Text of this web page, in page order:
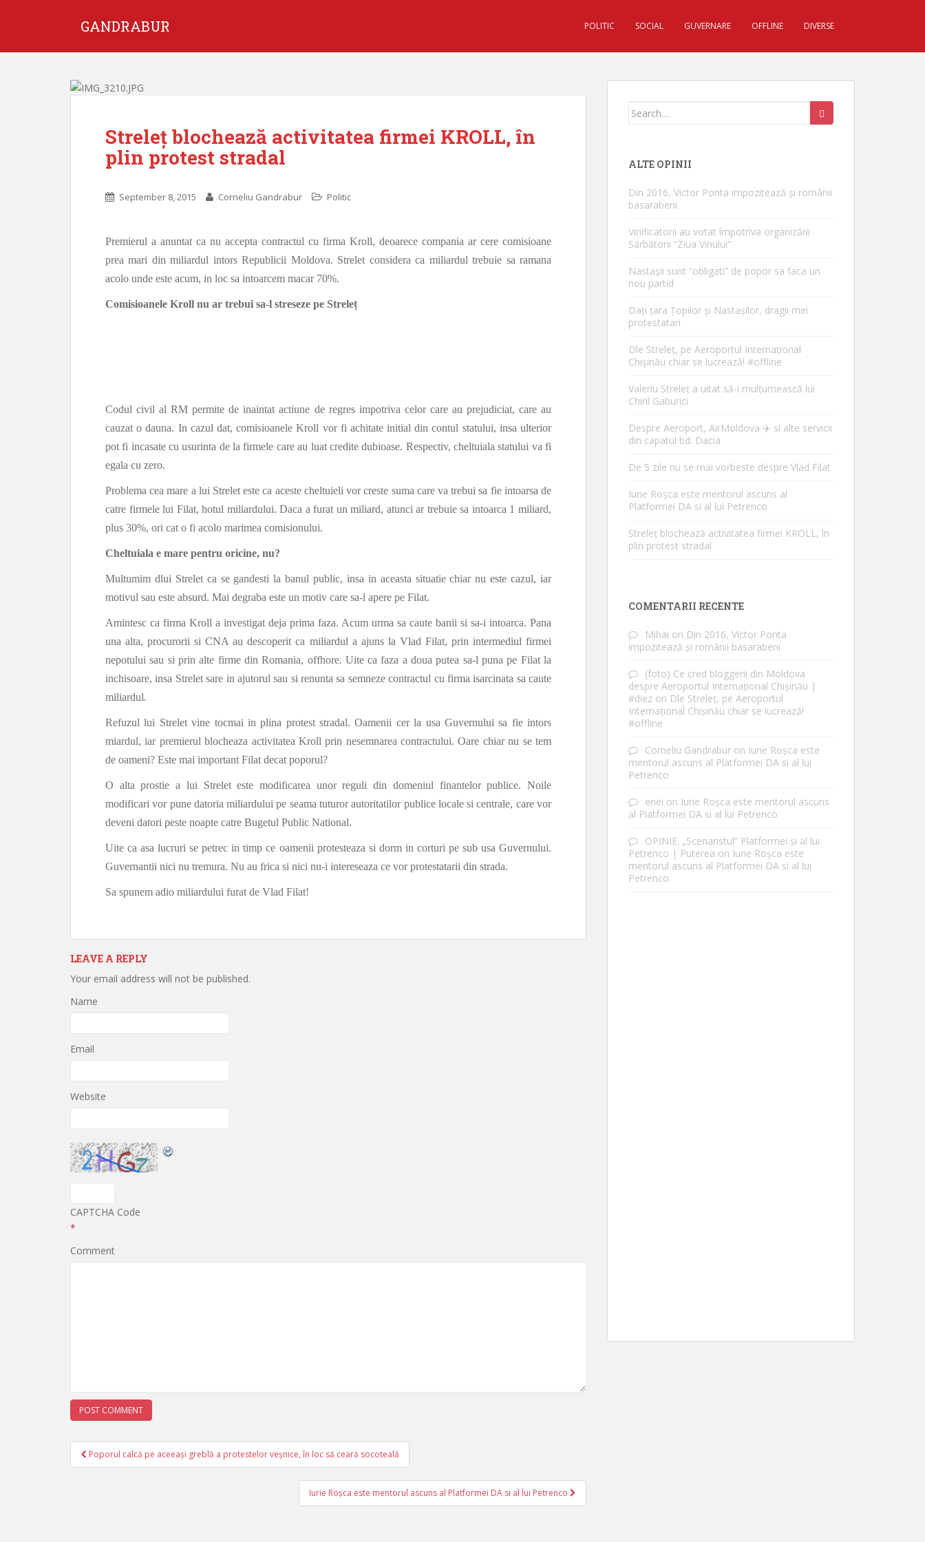
GANDRABUR POLITIC SOCIAL GUVERNARE OFFLINE DIVERSE
Streleț blochează activitatea firmei KROLL, în
plin protest stradal
September 8, 2015 Corneliu Gandrabur Politic
Premierul a anuntat ca nu accepta contractul cu firma Kroll, deoarece compania ar cere comisioane
prea mari din miliardul intors Republicii Moldova. Strelet considera ca miliardul trebuie sa ramana
acolo unde este acum, in loc sa intoarcem macar 70%.
Comisioanele Kroll nu ar trebui sa-l streseze pe Streleț
Codul civil al RM permite de inaintat actiune de regres impotriva celor care au prejudiciat, care au
cauzat o dauna. In cazul dat, comisioanele Kroll vor fi achitate initial din contul statului, insa ulterior
pot fi incasate cu usurinta de la firmele care au luat credite dubioase. Respectiv, cheltuiala statului va fi
egala cu zero.
Problema cea mare a lui Strelet este ca aceste cheltuieli vor creste suma care va trebui sa fie intoarsa de
catre firmele lui Filat, hotul miliardului. Daca a furat un miliard, atunci ar trebuie sa intoarca 1 miliard,
plus 30%, ori cat o fi acolo marimea comisionului.
Cheltuiala e mare pentru oricine, nu?
Multumim dlui Strelet ca se gandesti la banul public, insa in aceasta situatie chiar nu este cazul, iar
motivul sau este absurd. Mai degraba este un motiv care sa-l apere pe Filat.
Amintesc ca firma Kroll a investigat deja prima faza. Acum urma sa caute banii si sa-i intoarca. Pana
una alta, procurorii si CNA au descoperit ca miliardul a ajuns la Vlad Filat, prin intermediul firmei
nepotului sau si prin alte firme din Romania, offhore. Uite ca faza a doua putea sa-l puna pe Filat la
inchisoare, insa Strelet sare in ajutorul sau si renunta sa semneze contractul cu firma isarcinata sa caute
miliardul.
Refuzul lui Strelet vine tocmai in plina protest stradal. Oamenii cer la usa Guvernului sa fie intors
miardul, iar premierul blocheaza activitatea Kroll prin nesemnarea contractului. Oare chiar nu se tem
de oameni? Este mai important Filat decat poporul?
O alta prostie a lui Strelet este modificarea unor reguli din domeniul finantelor publice. Noile
modificari vor pune datoria miliardului pe seama tuturor autoritatilor publice locale si centrale, care vor
deveni datori peste noapte catre Bugetul Public National.
Uite ca asa lucruri se petrec in timp ce oamenii protesteaza si dorm in corturi pe sub usa Guvernului.
Guvernantii nici nu tremura. Nu au frica si nici nu-i intereseaza ce vor protestatarii din strada.
Sa spunem adio miliardului furat de Vlad Filat!
LEAVE A REPLY
Your email address will not be published.
Name
Email
Website
CAPTCHA Code
*
Comment
Post navigation
Poporul calcă pe aceeași greblă a protestelor veșnice, în loc să ceară socoteală
Iurie Roșca este mentorul ascuns al Platformei DA si al lui Petrenco
Search for:
ALTE OPINII
Din 2016, Victor Ponta impozitează și românii
basarabeni
Vinificatorii au votat împotriva organizării
Sărbătorii “Ziua Vinului”
Nastașii sunt “obligati” de popor sa faca un
nou partid
Dați țara Țopilor și Nastașilor, dragii mei
protestatari
Dle Streleț, pe Aeroportul Internațional
Chișinău chiar se lucrează! #offline
Valeriu Streleț a uitat să-i mulțumească lui
Chiril Gaburici
Despre Aeroport, AirMoldova ✈️ si alte servicii
din capatul bd. Dacia
De 5 zile nu se mai vorbeste despre Vlad Filat
Iurie Roșca este mentorul ascuns al
Platformei DA si al lui Petrenco
Streleț blochează activitatea firmei KROLL, în
plin protest stradal
COMENTARII RECENTE
Mihai on Din 2016, Victor Ponta
impozitează și românii basarabeni
(foto) Ce cred bloggerii din Moldova
despre Aeroportul Internațional Chișinău |
#diez on Dle Streleț, pe Aeroportul
Internațional Chișinău chiar se lucrează!
#offline
Corneliu Gandrabur on Iurie Roșca este
mentorul ascuns al Platformei DA si al lui
Petrenco
enei on Iurie Roșca este mentorul ascuns
al Platformei DA si al lui Petrenco
OPINIE. „Scenaristul” Platformei și al lui
Petrenco | Puterea on Iurie Roșca este
mentorul ascuns al Platformei DA si al lui
Petrenco